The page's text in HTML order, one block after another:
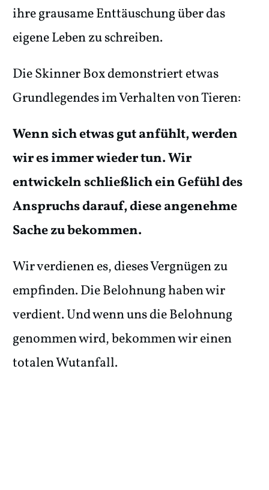
ihre grausame Enttäuschung über das
eigene Leben zu schreiben.
Die Skinner Box demonstriert etwas
Grundlegendes im Verhalten von Tieren:
Wenn sich etwas gut anfühlt, werden
wir es immer wieder tun. Wir
entwickeln schließlich ein Gefühl des
Anspruchs darauf, diese angenehme
Sache zu bekommen.
Wir verdienen es, dieses Vergnügen zu
empfinden. Die Belohnung haben wir
verdient. Und wenn uns die Belohnung
genommen wird, bekommen wir einen
totalen Wutanfall.